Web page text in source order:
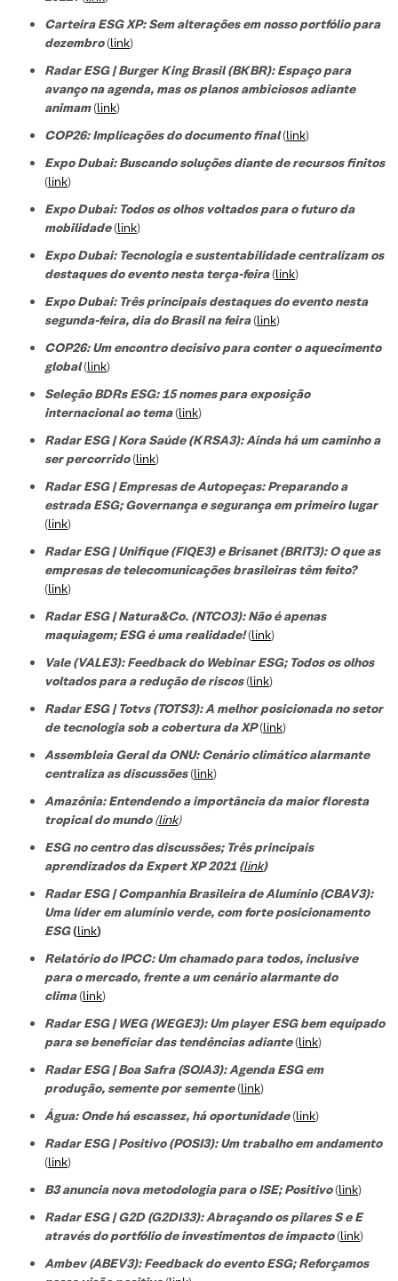
Carteira ESG XP: Sem alterações em nosso portfólio para
dezembro(link)
Radar ESG | Burger King Brasil (BKBR): Espaço para
avanço na agenda, mas os planos ambiciosos adiante
animam(link)
COP26: Implicações do documento final(link)
Expo Dubai: Buscando soluções diante de recursos finitos
(link)
Expo Dubai: Todos os olhos voltados para o futuro da
mobilidade(link)
Expo Dubai: Tecnologia e sustentabilidade centralizam os
destaques do evento nesta terça-feira(link)
Expo Dubai: Três principais destaques do evento nesta
segunda-feira, dia do Brasil na feira(link)
COP26: Um encontro decisivo para conter o aquecimento
global(link)
Seleção BDRs ESG​: 15 nomes para exposição
internacional ao tema(link)
Radar ESG | Kora Saúde (KRSA3): Ainda há um caminho a
ser percorrido(link)
Radar ESG | Empresas de Autopeças: Preparando a
estrada ESG; Governança e segurança em primeiro lugar
(link)
Radar ESG | Unifique (FIQE3) e Brisanet (BRIT3): O que as
empresas de telecomunicações brasileiras têm feito?
(link)
Radar ESG | Natura&Co. (NTCO3): Não é apenas
maquiagem; ESG é uma realidade!(link)
Vale (VALE3): Feedback do Webinar ESG; Todos os olhos
voltados para a redução de riscos(link)
Radar ESG | Totvs (TOTS3): A melhor posicionada no setor
de tecnologia sob a cobertura da XP(link)
Assembleia Geral da ONU: Cenário climático alarmante
centraliza as discussões(link)
Amazônia: Entendendo a importância da maior floresta
tropical do mundo (link)
ESG no centro das discussões; Três principais
aprendizados da Expert XP 2021 (link)
Radar ESG | Companhia Brasileira de Alumínio (CBAV3):
Uma líder em alumínio verde, com forte posicionamento
ESG(link)
Relatório do IPCC: Um chamado para todos, inclusive
para o mercado, frente a um cenário alarmante do
clima(link)
Radar ESG | WEG (WEGE3): Um player ESG bem equipado
para se beneficiar das tendências adiante(link)
Radar ESG | Boa Safra (SOJA3): Agenda ESG em
produção, semente por semente(link)
Água: Onde há escassez, há oportunidade(link)
Radar ESG | Positivo (POSI3): Um trabalho em andamento
(link)
B3 anuncia nova metodologia para o ISE; Positivo(link)
Radar ESG | G2D (G2DI33): Abraçando os pilares S e E
através do portfólio de investimentos de impacto(link)
Ambev (ABEV3): Feedback do evento ESG; Reforçamos